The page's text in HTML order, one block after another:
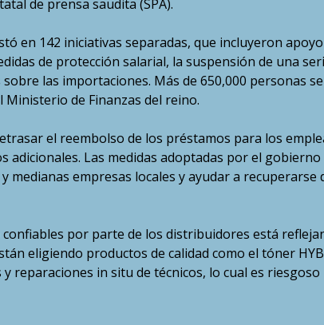
de prensa saudita (SPA).
en 142 iniciativas separadas, que incluyeron apoyo
de protección salarial, la suspensión de una
las importaciones. Más de 650,000 personas
Ministerio de Finanzas del reino.
el reembolso de los préstamos para los
Las medidas adoptadas por el gobierno
medianas empresas locales y ayudar a recuperarse
por parte de los distribuidores está
eligiendo productos de calidad como el tóner HYB
reparaciones in situ de técnicos, lo cual es riesgoso